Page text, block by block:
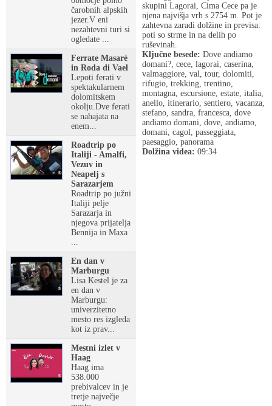
čarobnih alpskih
jezer.V eni
nezahtevni turi si
ogledate ...
Ferrate Masarè
in Roda di Vael
Lepoti ferati v
spektakularnem
dolomitskem
okolju.Dve ferati
se nahajata na
enem...
Roadtrip po
Italiji - Amalfi,
Vezuv in
Neapelj s
Sarazarjem
Roadtrip po južni
Italiji pelje
Sarazarja in
njegova prijatelja
Bennija in Maxa
...
En dan v
Marburgu
Lisa Kestel je za
en dan v
Marburgu:
univerzitetno
mesto res izgleda
kot iz prav...
Mestni izlet v
Haag
Haag ima
538.000
prebivalcev in je
tretje največje
skupini Lagorai, Cima Cece pa je
njena najvišja vrh s 2754 m. Pot je
zahtevna zaradi dolžine in previsa:
poti so strme in na delih po
ruševinah.
Ključne besede: Dove andiamo
domani?, cece, lagorai, caserina,
valmaggiore, val, tour, dolomiti,
rifugio, trekking, trentino,
montagna, escursione, estate, italia,
anello, itinerario, sentiero, vacanza,
stefano, sandra, francesca, dove
andiamo domani, dove, andiamo,
domani, cagol, passeggiata,
paesaggio, panorama
Dolžina videa: 09:34